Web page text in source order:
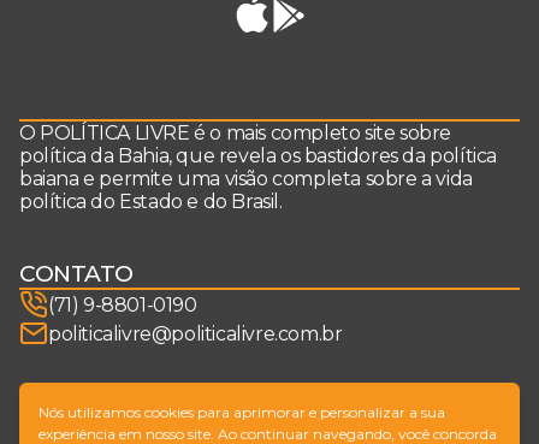
O POLÍTICA LIVRE é o mais completo site sobre
política da Bahia, que revela os bastidores da política
baiana e permite uma visão completa sobre a vida
política do Estado e do Brasil.
CONTATO
(71) 9-8801-0190
politicalivre@politicalivre.com.br
SIGA-NOS
Nós utilizamos cookies para aprimorar e personalizar a sua
experiência em nosso site. Ao continuar navegando, você concorda